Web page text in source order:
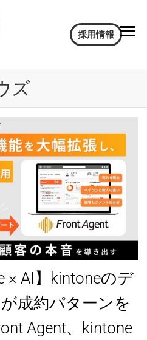
Technologies
株式会社
ン
サ
イ
ト
電
気
通
認
定
ベ
ン
ャ
ー
採用情報
ズ
× AI】kintoneのデ
成約パターンを
Agent、kintone